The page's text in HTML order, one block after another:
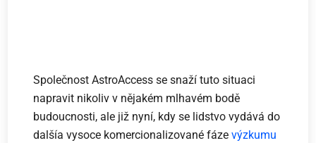
Společnost AstroAccess se snaží tuto situaci
napravit nikoliv v nějakém mlhavém bodě
budoucnosti, ale již nyní, kdy se lidstvo vydává do
dalšía vysoce komercionalizované fázevýzkumu